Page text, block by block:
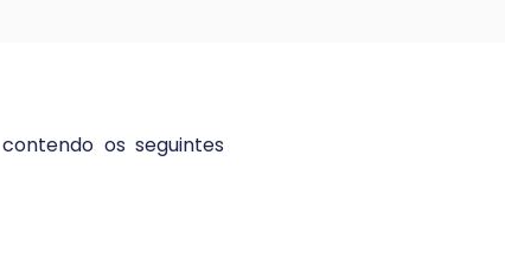
os seguintes